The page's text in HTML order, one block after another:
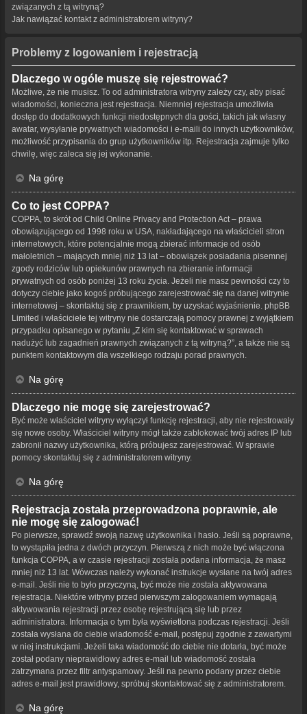
związanych z tą witryną?
Jak nawiązać kontakt z administratorem witryny?
Problemy z logowaniem i rejestracją
Dlaczego w ogóle muszę się rejestrować?
Możliwe, że nie musisz. To od administratora witryny zależy czy, aby pisać
wiadomości, konieczna jest rejestracja. Niemniej rejestracja umożliwia
dostęp do dodatkowych funkcji niedostępnych dla gości, takich jak własny
awatar, wysyłanie prywatnych wiadomości i e-maili do innych użytkowników,
możliwość przypisania do grup użytkowników itp. Rejestracja zajmuje tylko
chwilę, więc zaleca się jej wykonanie.
Na górę
Co to jest COPPA?
COPPA, to skrót od Child Online Privacy and Protection Act – prawa
obowiązującego od 1998 roku w USA, nakładającego na właścicieli stron
internetowych, które potencjalnie mogą zbierać informacje od osób
małoletnich – mających mniej niż 13 lat – obowiązek posiadania pisemnej
zgody rodziców lub opiekunów prawnych na zbieranie informacji
prywatnych od osób poniżej 13 roku życia. Jeżeli nie masz pewności czy to
dotyczy ciebie jako kogoś próbującego zarejestrować się na danej witrynie
internetowej – skontaktuj się z prawnikiem, by uzyskać wyjaśnienie. phpBB
Limited i właściciele tej witryny nie dostarczają pomocy prawnej z wyjątkiem
przypadku opisanego w pytaniu „Z kim się kontaktować w sprawach
nadużyć lub zagadnień prawnych związanych z tą witryną?”, a także nie są
punktem kontaktowym dla wszelkiego rodzaju porad prawnych.
Na górę
Dlaczego nie mogę się zarejestrować?
Być może właściciel witryny wyłączył funkcję rejestracji, aby nie rejestrowały
się nowe osoby. Właściciel witryny mógł także zablokować twój adres IP lub
zabronił nazwy użytkownika, którą próbujesz zarejestrować. W sprawie
pomocy skontaktuj się z administratorem witryny.
Na górę
Rejestracja została przeprowadzona poprawnie, ale
nie mogę się zalogować!
Po pierwsze, sprawdź swoją nazwę użytkownika i hasło. Jeśli są poprawne,
to wystąpiła jedna z dwóch przyczyn. Pierwszą z nich może być włączona
funkcja COPPA, a w czasie rejestracji została podana informacja, że masz
mniej niż 13 lat. Wówczas należy wykonać instrukcje wysłane na twój adres
e-mail. Jeśli nie to było przyczyną, być może nie została aktywowana
rejestracja. Niektóre witryny przed pierwszym zalogowaniem wymagają
aktywowania rejestracji przez osobę rejestrującą się lub przez
administratora. Informacja o tym była wyświetlona podczas rejestracji. Jeśli
została wysłana do ciebie wiadomość e-mail, postępuj zgodnie z zawartymi
w niej instrukcjami. Jeżeli taka wiadomość do ciebie nie dotarła, być może
został podany nieprawidłowy adres e-mail lub wiadomość została
zatrzymana przez filtr antyspamowy. Jeśli na pewno podany przez ciebie
adres e-mail jest prawidłowy, spróbuj skontaktować się z administratorem.
Na górę